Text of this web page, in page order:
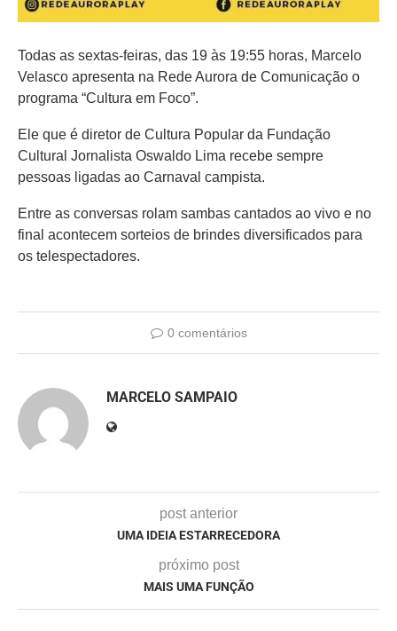
Todas as sextas-feiras, das 19 às 19:55 horas, Marcelo
Velasco apresenta na Rede Aurora de Comunicação o
programa “Cultura em Foco”.
Ele que é diretor de Cultura Popular da Fundação
Cultural Jornalista Oswaldo Lima recebe sempre
pessoas ligadas ao Carnaval campista.
Entre as conversas rolam sambas cantados ao vivo e no
final acontecem sorteios de brindes diversificados para
os telespectadores.
0 comentários
MARCELO SAMPAIO
post anterior
UMA IDEIA ESTARRECEDORA
próximo post
MAIS UMA FUNÇÃO